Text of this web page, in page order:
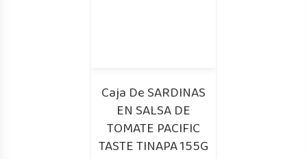
Caja De SARDINAS
EN SALSA DE
TOMATE PACIFIC
TASTE TINAPA 155G